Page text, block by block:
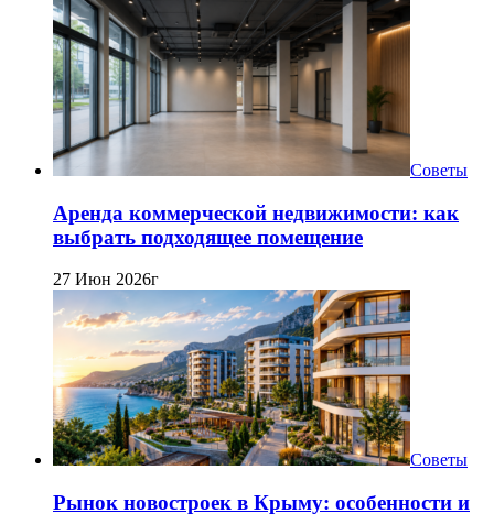
Советы
Аренда коммерческой недвижимости: как
выбрать подходящее помещение
27 Июн 2026г
Советы
Рынок новостроек в Крыму: особенности и